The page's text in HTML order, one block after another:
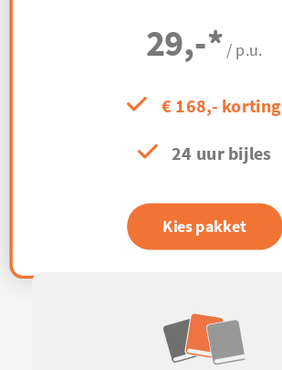
29,-* / p.u.
€ 168,- korting
24 uur bijles
Kies pakket